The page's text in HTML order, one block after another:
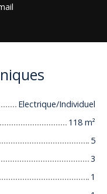
Electrique/Individuel
118 m²
5
3
1